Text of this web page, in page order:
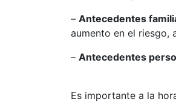
– Antecedentes
aumento en el riesgo,
– Antecedentes
Es importante a la